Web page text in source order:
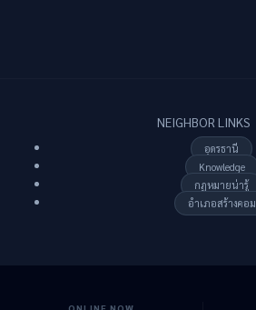
NEIGHBOR LINKS
อุดรธานี
Knowledge
กฏหมายน่ารู้
อำเภอสร้างคอม